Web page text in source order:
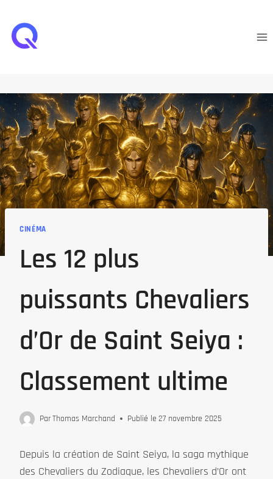
contenu
CINÉMA
Les 12 plus
puissants Chevaliers
d’Or de Saint Seiya :
Classement ultime
ParThomas Marchand Publié le 27 novembre 2025
Depuis la création de Saint Seiya, la saga mythique
des Chevaliers du Zodiaque, les Chevaliers d’Or ont